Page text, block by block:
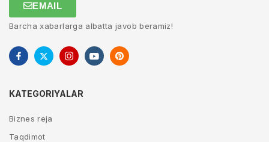
EMAIL
Barcha xabarlarga albatta javob beramiz!
KATEGORIYALAR
Biznes reja
Taqdimot